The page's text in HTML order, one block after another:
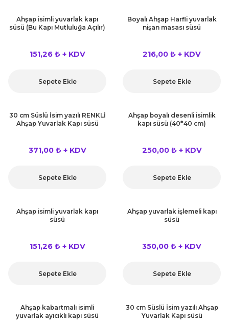
Ahşap isimli yuvarlak kapı
süsü (Bu Kapı Mutluluğa Açılır)
151,26 ₺ + KDV
Sepete Ekle
Boyalı Ahşap Harfli yuvarlak
nişan masası süsü
216,00 ₺ + KDV
Sepete Ekle
30 cm Süslü İsim yazılı RENKLİ
Ahşap Yuvarlak Kapı süsü
371,00 ₺ + KDV
Sepete Ekle
Ahşap boyalı desenli isimlik
kapı süsü (40*40 cm)
250,00 ₺ + KDV
Sepete Ekle
Ahşap isimli yuvarlak kapı
süsü
151,26 ₺ + KDV
Sepete Ekle
Ahşap yuvarlak işlemeli kapı
süsü
350,00 ₺ + KDV
Sepete Ekle
Ahşap kabartmalı isimli
yuvarlak ayıcıklı kapı süsü
30 cm Süslü İsim yazılı Ahşap
Yuvarlak Kapı süsü